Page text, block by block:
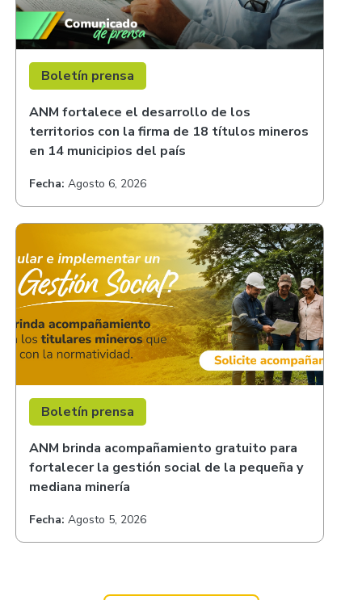
Boletín prensa
ANM fortalece el desarrollo de los
territorios con la firma de 18 títulos mineros
en 14 municipios del país
Fecha: Agosto 6, 2026
Boletín prensa
ANM brinda acompañamiento gratuito para
fortalecer la gestión social de la pequeña y
mediana minería
Fecha: Agosto 5, 2026